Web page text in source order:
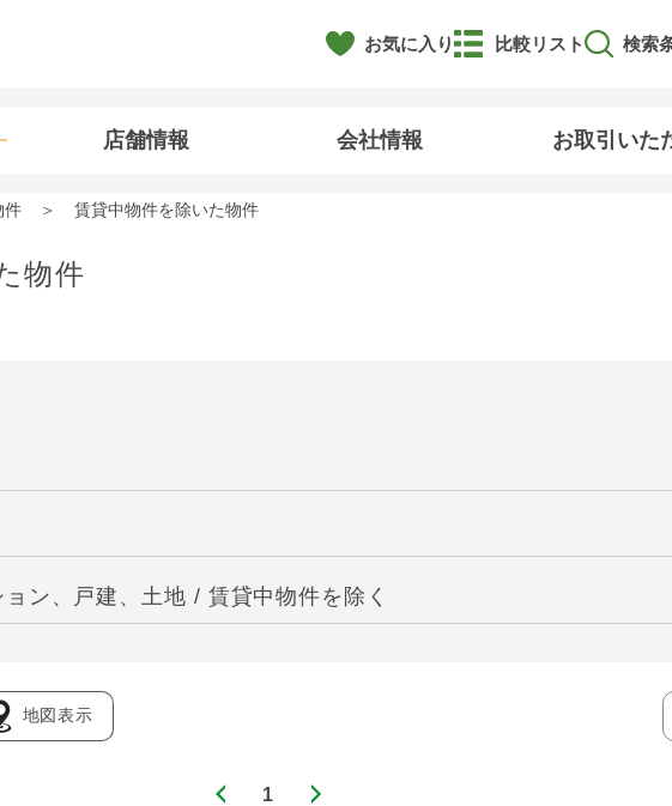
お気に入り 比較リスト 検索
店舗情報 会社情報 お取引いた
件 賃貸中物件を除いた物件
物件
ン、戸建、土地 / 賃貸中物件を除く
地図表示
1